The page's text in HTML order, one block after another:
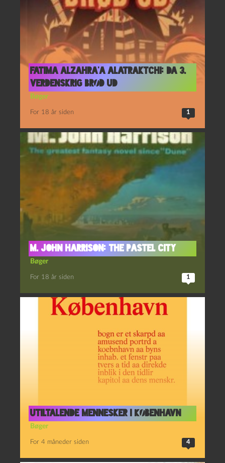
Fatima Alzahra’a Alatraktchi: Da 3.
verdenskrig brød ud
Bøger
For 18 år siden 1
M. John Harrison: The Pastel City
Bøger
For 18 år siden 1
Utiltalende mennesker i København
Bøger
For 4 måneder siden 4